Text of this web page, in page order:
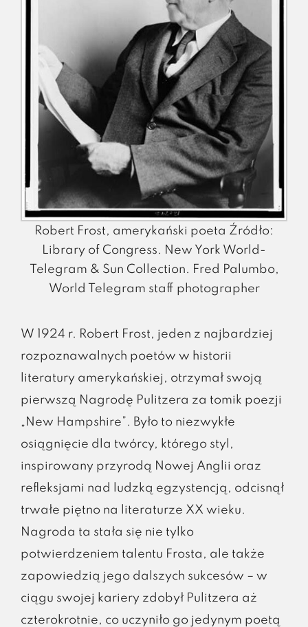
Robert Frost, amerykański poeta Źródło:
Library of Congress. New York World-
Telegram & Sun Collection. Fred Palumbo,
World Telegram staff photographer
W 1924 r. Robert Frost, jeden z najbardziej
rozpoznawalnych poetów w historii
literatury amerykańskiej, otrzymał swoją
pierwszą Nagrodę Pulitzera za tomik poezji
„New Hampshire”. Było to niezwykłe
osiągnięcie dla twórcy, którego styl,
inspirowany przyrodą Nowej Anglii oraz
refleksjami nad ludzką egzystencją, odcisnął
trwałe piętno na literaturze XX wieku.
Nagroda ta stała się nie tylko
potwierdzeniem talentu Frosta, ale także
zapowiedzią jego dalszych sukcesów – w
ciągu swojej kariery zdobył Pulitzera aż
czterokrotnie, co uczyniło go jedynym poetą